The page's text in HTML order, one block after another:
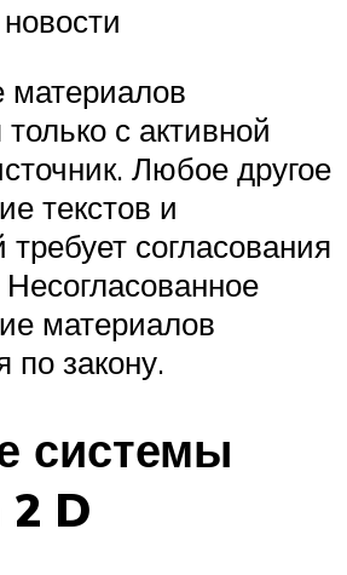
материалов
с активной
Любое другое
текстов и
согласования
материалов
по закону.
системы
D